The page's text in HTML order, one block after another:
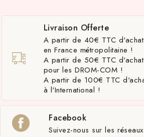
Livraison Offerte
A partir de 40€ TTC
en France métropolitaine !
A partir de 50€ TTC
pour les DROM-COM !
A partir de 100€ TTC
à l'International !
Facebook
Suivez-nous sur les réseaux